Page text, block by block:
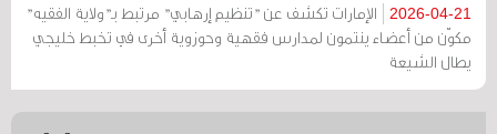
2026-04-21
الإمارات تكشف عن "تنظيم إرهابي" مرتبط بـ"ولاية الفقيه"
مكوّن من أعضاء ينتمون لمدارس فقهية وحوزوية أخرى في تخبط خليجي
يطال الشيعة